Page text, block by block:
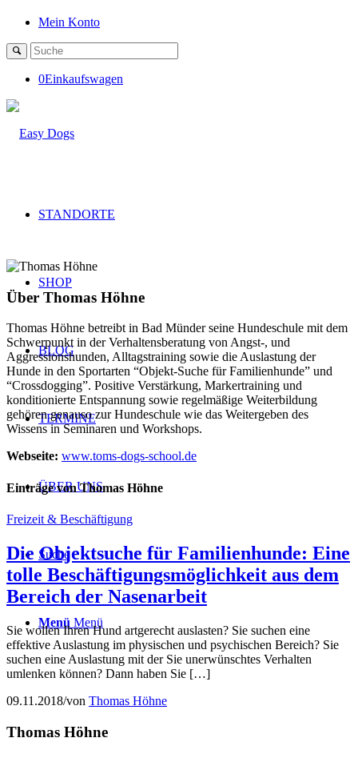
Mein Konto
0Einkaufswagen
STANDORTE
SHOP
BLOG
TERMINE
ÜBER UNS
Suche
Menü Menü
Über Thomas Höhne
Thomas Höhne betreibt in Bad Münder seine Hundeschule mit dem
Schwerpunkt in der Verhaltensberatung von Angst-, und
Aggressionshunden, Alltagstraining sowie die Auslastung der
Hunde in den Sportarten “Objekt-Suche für Familienhunde” und
“Crossdogging”. Positive Verstärkung, Markertraining und
konditionierte Entspannung sowie regelmäßige Weiterbildung
gehören genauso zur Hundeschule wie das Weitergeben des
Wissens in Seminaren und Workshops.
Webseite: www.toms-dogs-school.de
Einträge von Thomas Höhne
Freizeit & Beschäftigung
Die Objektsuche für Familienhunde: Eine
tolle Beschäftigungsmöglichkeit aus dem
Bereich der Nasenarbeit
Sie wollen Ihren Hund artgerecht auslasten? Sie suchen eine
effektive Auslastung im physischen und psychischen Bereich? Sie
suchen eine Auslastung mit der Sie unerwünschtes Verhalten
umlenken können? Dann haben Sie […]
09.11.2018/von Thomas Höhne
Thomas Höhne